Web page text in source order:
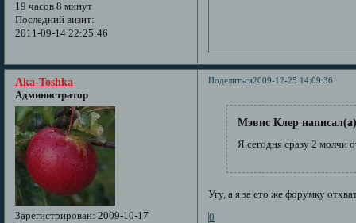
19 часов 8 минут
Последний визит:
2011-09-14 22:25:46
Поделиться2009-12-25 14:09:36
Aka-Toshka
Администратор
Зарегистрирован: 2009-10-17
Мэвис Клер
Я сегодня сразу 2 молчи
Угу, а я за ето же форумку
0